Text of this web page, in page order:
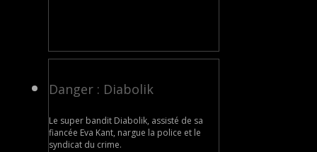
Danger : Diabolik
Le super bandit Diabolik, assisté de sa
fiancée Eva Kant, nargue la police et le
syndicat du crime.